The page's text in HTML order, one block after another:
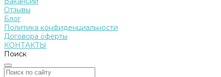
Отзывы
Блог
Политика конфиденциальности
Договора оферты
КОНТАКТЫ
Поиск